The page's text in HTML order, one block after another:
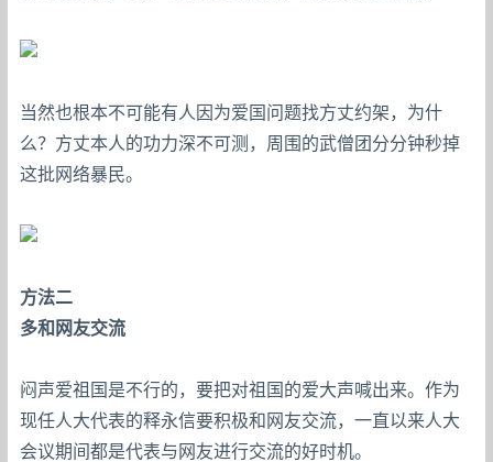
当然也根本不可能有人因为爱国问题找方丈约架，为什
么？方丈本人的功力深不可测，周围的武僧团分分钟秒掉
这批网络暴民。
方法二
多和网友交流
闷声爱祖国是不行的，要把对祖国的爱大声喊出来。作为
现任人大代表的释永信要积极和网友交流，一直以来人大
会议期间都是代表与网友进行交流的好时机。